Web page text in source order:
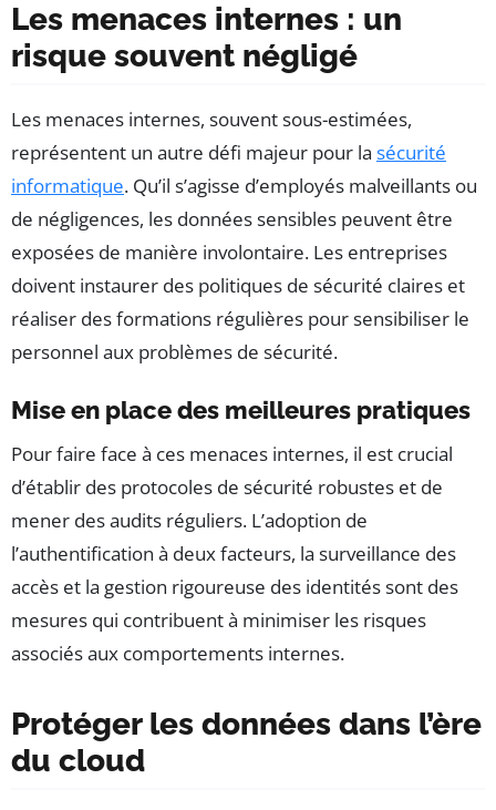
Les menaces internes : un
risque souvent négligé
Les menaces internes, souvent sous-estimées,
représentent un autre défi majeur pour la sécurité
informatique. Qu’il s’agisse d’employés malveillants ou
de négligences, les données sensibles peuvent être
exposées de manière involontaire. Les entreprises
doivent instaurer des politiques de sécurité claires et
réaliser des formations régulières pour sensibiliser le
personnel aux problèmes de sécurité.
Mise en place des meilleures pratiques
Pour faire face à ces menaces internes, il est crucial
d’établir des protocoles de sécurité robustes et de
mener des audits réguliers. L’adoption de
l’authentification à deux facteurs, la surveillance des
accès et la gestion rigoureuse des identités sont des
mesures qui contribuent à minimiser les risques
associés aux comportements internes.
Protéger les données dans l’ère
du cloud